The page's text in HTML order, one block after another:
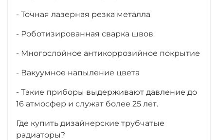
- Точная лазерная резка металла
- Роботизированная сварка швов
- Многослойное антикоррозийное покрытие
- Вакуумное напыление цвета
- Такие приборы выдерживают давление до
16 атмосфер и служат более 25 лет.
Где купить дизайнерские трубчатые
радиаторы?